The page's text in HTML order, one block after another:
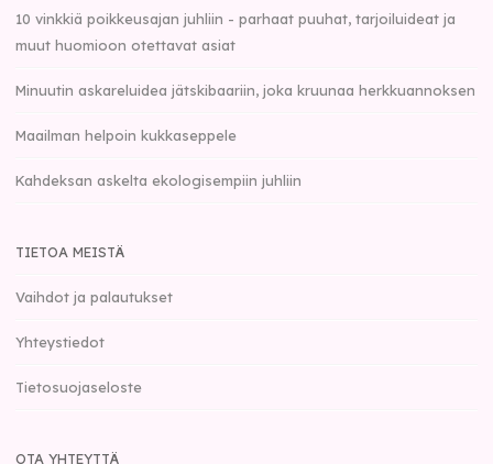
10 vinkkiä poikkeusajan juhliin - parhaat puuhat, tarjoiluideat ja
muut huomioon otettavat asiat
Minuutin askareluidea jätskibaariin, joka kruunaa herkkuannoksen
Maailman helpoin kukkaseppele
Kahdeksan askelta ekologisempiin juhliin
TIETOA MEISTÄ
Vaihdot ja palautukset
Yhteystiedot
Tietosuojaseloste
OTA YHTEYTTÄ